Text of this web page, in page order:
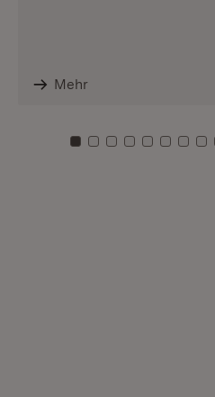
Mehr
Zu Kachel: 0
Zu Kachel: 1
Zu Kachel: 2
Zu Kachel:
ZuZuZu